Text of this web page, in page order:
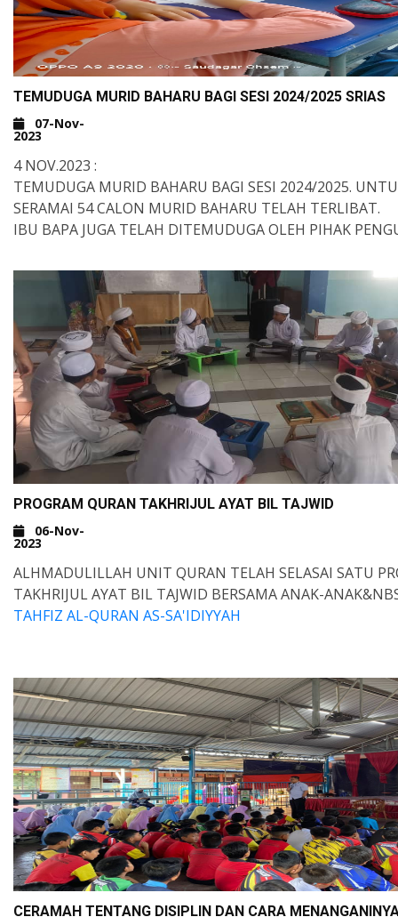
TEMUDUGA MURID BAHARU BAGI SESI 2024/2025 SRIAS
07-Nov-
2023
4 NOV.2023 :
TEMUDUGA MURID BAHARU BAGI SESI 2024/2025.
SERAMAI 54 CALON MURID BAHARU TELAH TERLIBAT.
IBU BAPA JUGA TELAH DITEMUDUGA OLEH PIHAK
MOGA BERJUMPA DI SESI BARU NANTI.
PROGRAM QURAN TAKHRIJUL AYAT BIL TAJWID
06-Nov-
2023
ALHMADULILLAH UNIT QURAN TELAH SELASAI SATU
TAKHRIJUL AYAT BIL TAJWID BERSAMA ANAK-
TAHFIZ AL-QURAN AS-SA'IDIYYAH
CERAMAH TENTANG DISIPLIN DAN CARA